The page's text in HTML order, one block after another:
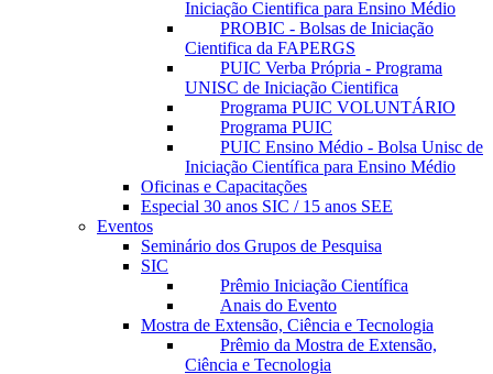
Iniciação Cientifica para Ensino Médio
PROBIC - Bolsas de Iniciação
Cientifica da FAPERGS
PUIC Verba Própria - Programa
UNISC de Iniciação Cientifica
Programa PUIC VOLUNTÁRIO
Programa PUIC
PUIC Ensino Médio - Bolsa Unisc de
Iniciação Científica para Ensino Médio
Oficinas e Capacitações
Especial 30 anos SIC / 15 anos SEE
Eventos
Seminário dos Grupos de Pesquisa
SIC
Prêmio Iniciação Científica
Anais do Evento
Mostra de Extensão, Ciência e Tecnologia
Prêmio da Mostra de Extensão,
Ciência e Tecnologia